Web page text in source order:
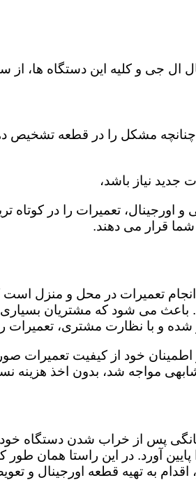
ال جی و کلیه این دستگاه ها،
مشکل را در قطعه تشخیص
جدید نیاز باشد،
اورجینال، تعمیرات را در
شما قرار می دهند.
انجام تعمیرات در محل و
می شود که مشتریان بسیاری
و با نظارت مشتری، تعمیرات را
خود از کیفیت تعمیرات
مواجه شد، بدون اخذ
پس از خراب شدن دستگاه
آورد. در این راستا همان
اقدام به تهیه قطعه اورجینال و